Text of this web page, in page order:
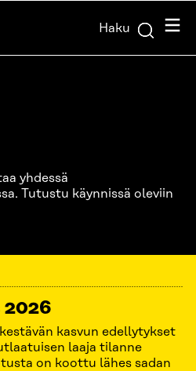
Haku
yhdessä
Tutustu käynnissä oleviin
2026
kasvun edellytykset
laaja tilanne
on koottu lähes sadan